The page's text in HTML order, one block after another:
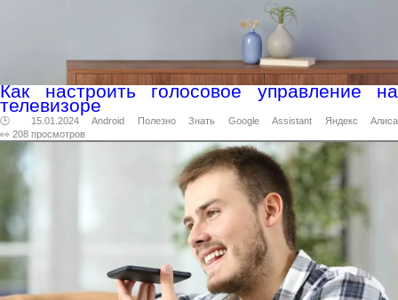
Как настроить голосовое управление на
телевизоре
🕑 15.01.2024 Android Полезно Знать Google Assistant Яндекс
Алиса
👀 208 просмотров